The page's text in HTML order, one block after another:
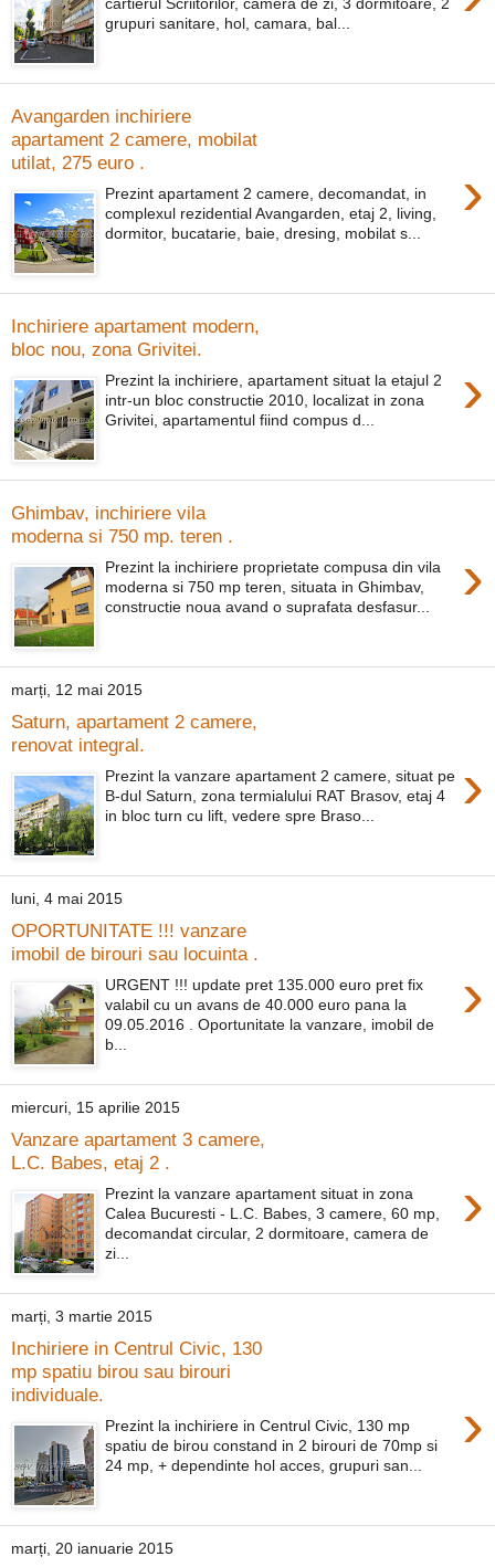
cartierul Scriitorilor, camera de zi, 3 dormitoare, 2
grupuri sanitare, hol, camara, bal...
Avangarden inchiriere
apartament 2 camere, mobilat
utilat, 275 euro .
›
Prezint apartament 2 camere, decomandat, in
complexul rezidential Avangarden, etaj 2, living,
dormitor, bucatarie, baie, dresing, mobilat s...
Inchiriere apartament modern,
bloc nou, zona Grivitei.
›
Prezint la inchiriere, apartament situat la etajul 2
intr-un bloc constructie 2010, localizat in zona
Grivitei, apartamentul fiind compus d...
Ghimbav, inchiriere vila
moderna si 750 mp. teren .
›
Prezint la inchiriere proprietate compusa din vila
moderna si 750 mp teren, situata in Ghimbav,
constructie noua avand o suprafata desfasur...
marți, 12 mai 2015
Saturn, apartament 2 camere,
renovat integral.
›
Prezint la vanzare apartament 2 camere, situat pe
B-dul Saturn, zona termialului RAT Brasov, etaj 4
in bloc turn cu lift, vedere spre Braso...
luni, 4 mai 2015
OPORTUNITATE !!! vanzare
imobil de birouri sau locuinta .
›
URGENT !!! update pret 135.000 euro pret fix
valabil cu un avans de 40.000 euro pana la
09.05.2016 . Oportunitate la vanzare, imobil de
b...
miercuri, 15 aprilie 2015
Vanzare apartament 3 camere,
L.C. Babes, etaj 2 .
›
Prezint la vanzare apartament situat in zona
Calea Bucuresti - L.C. Babes, 3 camere, 60 mp,
decomandat circular, 2 dormitoare, camera de
zi...
marți, 3 martie 2015
Inchiriere in Centrul Civic, 130
mp spatiu birou sau birouri
individuale.
›
Prezint la inchiriere in Centrul Civic, 130 mp
spatiu de birou constand in 2 birouri de 70mp si
24 mp, + dependinte hol acces, grupuri san...
marți, 20 ianuarie 2015